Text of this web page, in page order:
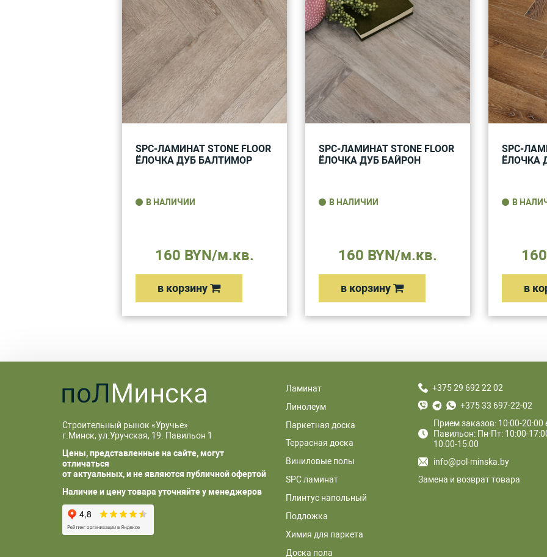
SPC-ЛАМИНАТ STONE FLOOR
ЁЛОЧКА ДУБ БАЛТИМОР
В НАЛИЧИИ
160 BYN/м.кв.
в корзину
SPC-ЛАМИНАТ STONE FLOOR
ЁЛОЧКА ДУБ БАЙРОН
В НАЛИЧИИ
160 BYN/м.кв.
в корзину
SPC-
ЁЛОЧКА
В
в
Строительный рынок «Уручье»
г.Минск, ул.Уручская, 19. Павильон 1
Цены, представленные на сайте, могут
отличаться
от актуальных, и не являются публичной офертой
Наличие и цену товара уточняйте у менеджеров
Ламинат
Линолеум
Паркетная доска
Террасная доска
Виниловые полы
SPC ламинат
Плинтус напольный
Подложка
Химия для паркета
Доска пола
+375 29 692 22 02
+375 33 697-22-02
Прием заказов: 10:00-20:00
Павильон: Пн-Пт: 10:00-
10:00-15:00
info@pol-minska.by
Замена и возврат товара